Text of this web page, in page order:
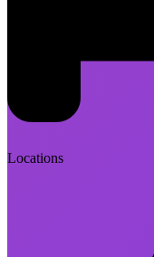
Locations